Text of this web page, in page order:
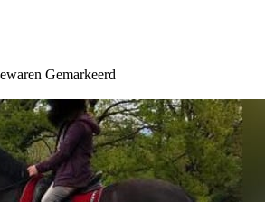
Gemarkeerd